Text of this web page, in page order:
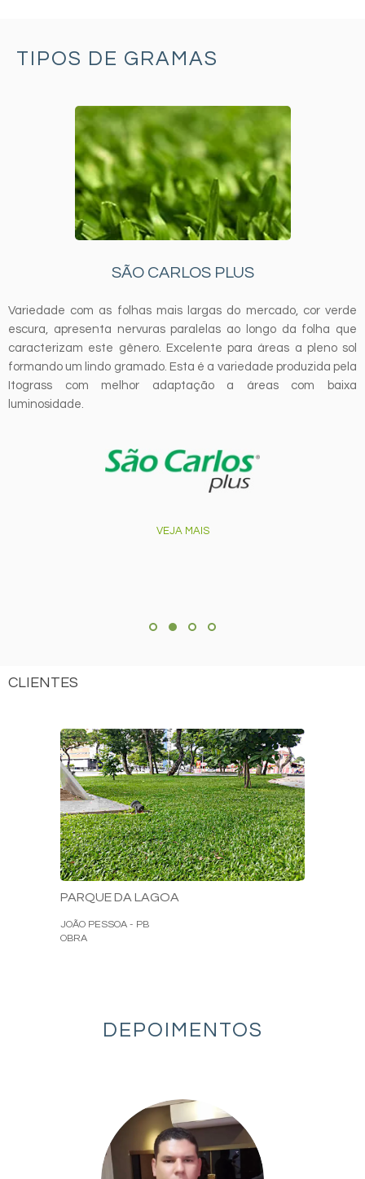
TIPOS DE GRAMAS
SÃO CARLOS PLUS
Variedade com as folhas mais largas do mercado, cor verde
escura, apresenta nervuras paralelas ao longo da folha que
caracterizam este gênero. Excelente para áreas a pleno sol
formando um lindo gramado. Esta é a variedade produzida pela
Itograss com melhor adaptação a áreas com baixa
luminosidade.
VEJA MAIS
CLIENTES
PARQUE DA LAGOA
JOÃO PESSOA - PB
OBRA
DEPOIMENTOS